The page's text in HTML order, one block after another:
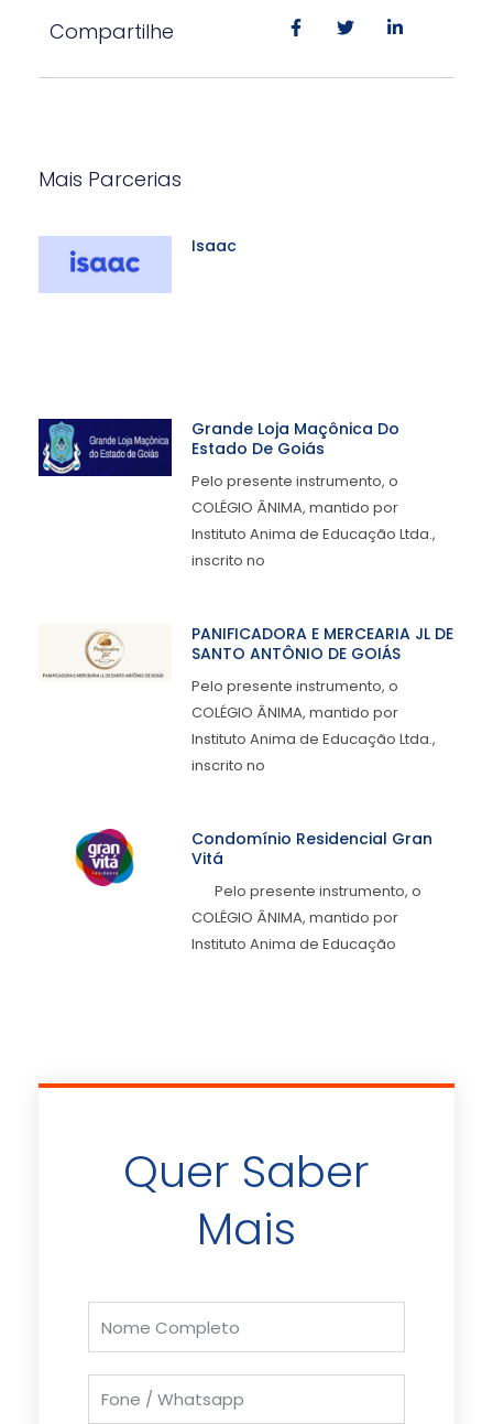
Compartilhe
Mais Parcerias
Isaac
Grande Loja Maçônica Do
Estado De Goiás
Pelo presente instrumento, o
COLÉGIO ÂNIMA, mantido por
Instituto Anima de Educação Ltda.,
inscrito no
PANIFICADORA E MERCEARIA JL DE
SANTO ANTÔNIO DE GOIÁS
Pelo presente instrumento, o
COLÉGIO ÂNIMA, mantido por
Instituto Anima de Educação Ltda.,
inscrito no
Condomínio Residencial Gran
Vitá
Pelo presente instrumento, o
COLÉGIO ÂNIMA, mantido por
Instituto Anima de Educação
Quer Saber
Mais
Completo